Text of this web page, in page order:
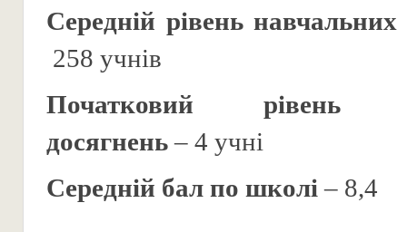
Середній рівень навчальних
258 учнів
Початковий рівень
досягнень– 4 учні
Середній бал по школі – 8,4